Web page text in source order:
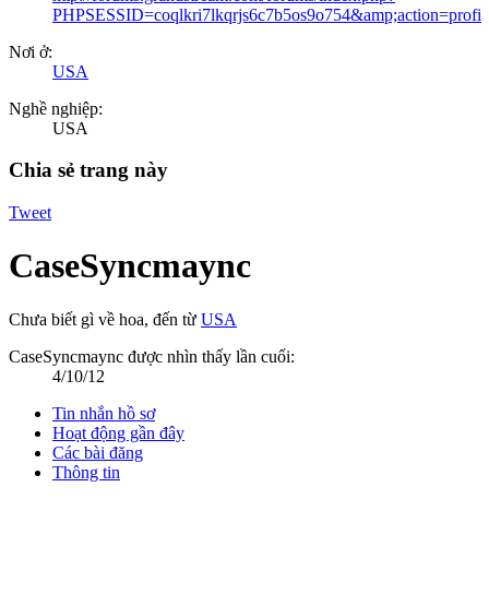
PHPSESSID=coqlkri7lkqrjs6c7b5os9o754&amp;action=profi
Nơi ở:
USA
Nghề nghiệp:
USA
Chia sẻ trang này
Tweet
CaseSyncmaync
Chưa biết gì về hoa, đến từ USA
CaseSyncmaync được nhìn thấy lần cuối:
4/10/12
Tin nhắn hồ sơ
Hoạt động gần đây
Các bài đăng
Thông tin